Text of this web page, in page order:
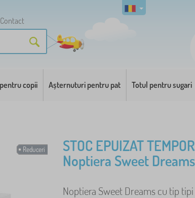
Contact
copii Așternuturi pentru pat Totul pentru sugari
Reduceri
STOC EPUIZAT
Noptiera Sweet Dreams
Noptiera Sweet Dreams cu tip